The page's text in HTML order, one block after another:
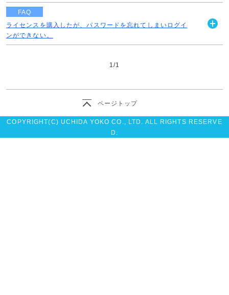
FAQ
ライセンスを購入したが、パスワードを忘れてしまいログイ
ンができない。
く
1/1
ページトップ
COPYRIGHT(C) UCHIDA YOKO CO., LTD. ALL RIGHTS RESERVE
D.